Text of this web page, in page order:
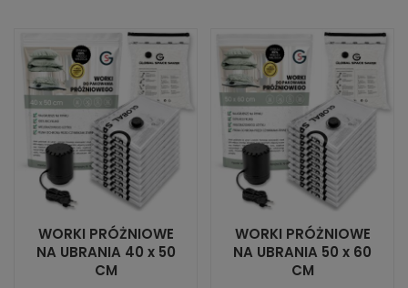
WORKI PRÓŻNIOWE
NA UBRANIA 40 x 50
CM
WORKI PRÓŻNIOWE
NA UBRANIA 50 x 60
CM